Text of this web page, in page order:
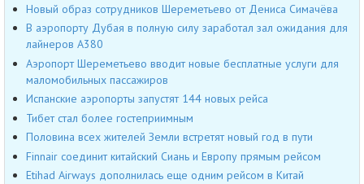
Новый образ сотрудников Шереметьево от Дениса Симачёва
В аэропорту Дубая в полную силу заработал зал ожидания для
лайнеров А380
Аэропорт Шереметьево вводит новые бесплатные услуги для
маломобильных пассажиров
Испанские аэропорты запустят 144 новых рейса
Тибет стал более гостеприимным
Половина всех жителей Земли встретят новый год в пути
Finnair соединит китайский Сиань и Европу прямым рейсом
Etihad Airways дополнилась еще одним рейсом в Китай